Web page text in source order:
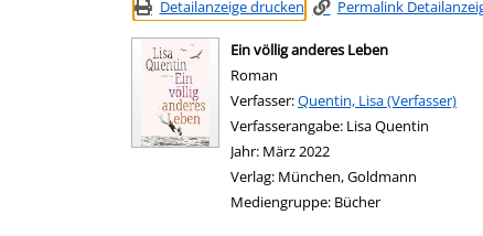
Detailanzeige drucken
Permalink
Ein völlig anderes Leben
Roman
Verfasser:Suche nach diesem Verfasser
Quentin, Lisa (Verfasser)
Verfasserangabe: Lisa Quentin
Jahr: März 2022
Verlag: München, Goldmann
Mediengruppe: Bücher